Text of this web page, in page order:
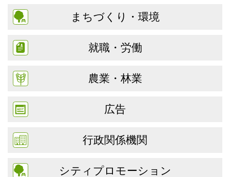
まちづくり・環境
就職・労働
農業・林業
広告
行政関係機関
シティプロモーション